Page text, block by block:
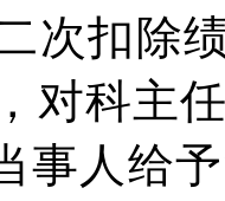
次扣除
对科主
事人给